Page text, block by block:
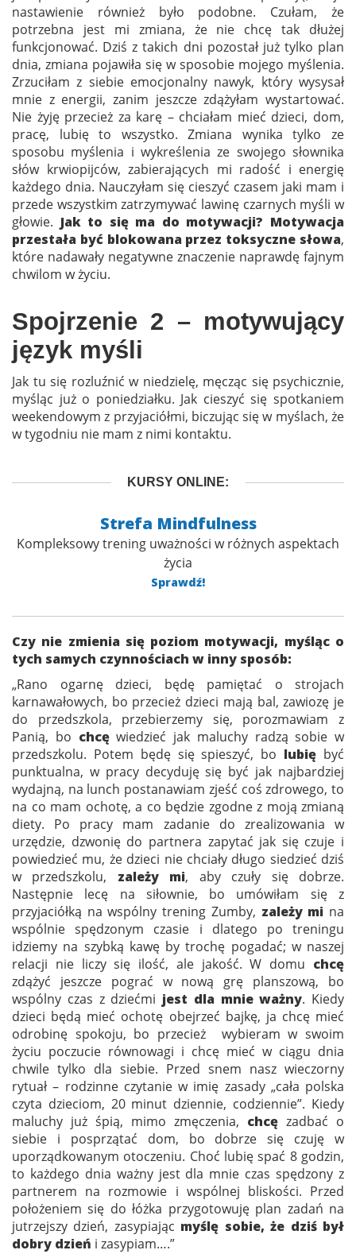
nastawienie również było podobne. Czułam, że
potrzebna jest mi zmiana, że nie chcę tak dłużej
funkcjonować. Dziś z takich dni pozostał już tylko plan
dnia, zmiana pojawiła się w sposobie mojego myślenia.
Zrzuciłam z siebie emocjonalny nawyk, który wysysał
mnie z energii, zanim jeszcze zdążyłam wystartować.
Nie żyję przecież za karę – chciałam mieć dzieci, dom,
pracę, lubię to wszystko. Zmiana wynika tylko ze
sposobu myślenia i wykreślenia ze swojego słownika
słów krwiopijców, zabierających mi radość i energię
każdego dnia. Nauczyłam się cieszyć czasem jaki mam i
przede wszystkim zatrzymywać lawinę czarnych myśli w
głowie. Jak to się ma do motywacji? Motywacja
przestała być blokowana przez toksyczne słowa,
które nadawały negatywne znaczenie naprawdę fajnym
chwilom w życiu.
Spojrzenie 2 – motywujący
język myśli
Jak tu się rozluźnić w niedzielę, męcząc się psychicznie,
myśląc już o poniedziałku. Jak cieszyć się spotkaniem
weekendowym z przyjaciółmi, biczując się w myślach, że
w tygodniu nie mam z nimi kontaktu.
KURSY ONLINE:
Strefa Mindfulness
Kompleksowy trening uważności w różnych aspektach
życia
Sprawdź!
Czy nie zmienia się poziom motywacji, myśląc o
tych samych czynnościach w inny sposób:
„Rano ogarnę dzieci, będę pamiętać o strojach
karnawałowych, bo przecież dzieci mają bal, zawiozę je
do przedszkola, przebierzemy się, porozmawiam z
Panią, bo chcęwiedzieć jak maluchy radzą sobie w
przedszkolu. Potem będę się spieszyć, bo lubię być
punktualna, w pracy decyduję się być jak najbardziej
wydajną, na lunch postanawiam zjeść coś zdrowego, to
na co mam ochotę, a co będzie zgodne z moją zmianą
diety. Po pracy mam zadanie do zrealizowania w
urzędzie, dzwonię do partnera zapytać jak się czuje i
powiedzieć mu, że dzieci nie chciały długo siedzieć dziś
w przedszkolu, zależy mi, aby czuły się dobrze.
Następnie lecę na siłownie, bo umówiłam się z
przyjaciółką na wspólny trening Zumby, zależy mi na
wspólnie spędzonym czasie i dlatego po treningu
idziemy na szybką kawę by trochę pogadać; w naszej
relacji nie liczy się ilość, ale jakość. W domu chcę
zdążyć jeszcze pograć w nową grę planszową, bo
wspólny czas z dziećmi jest dla mnie ważny. Kiedy
dzieci będą mieć ochotę obejrzeć bajkę, ja chcę mieć
odrobinę spokoju, bo przecież wybieram w swoim
życiu poczucie równowagi i chcę mieć w ciągu dnia
chwile tylko dla siebie. Przed snem nasz wieczorny
rytuał – rodzinne czytanie w imię zasady „cała polska
czyta dzieciom, 20 minut dziennie, codziennie”. Kiedy
maluchy już śpią, mimo zmęczenia, chcę zadbać o
siebie i posprzątać dom, bo dobrze się czuję w
uporządkowanym otoczeniu. Choć lubię spać 8 godzin,
to każdego dnia ważny jest dla mnie czas spędzony z
partnerem na rozmowie i wspólnej bliskości. Przed
położeniem się do łóżka przygotowuję plan zadań na
jutrzejszy dzień, zasypiając myślę sobie, że dziś był
dobry dzień i zasypiam….”